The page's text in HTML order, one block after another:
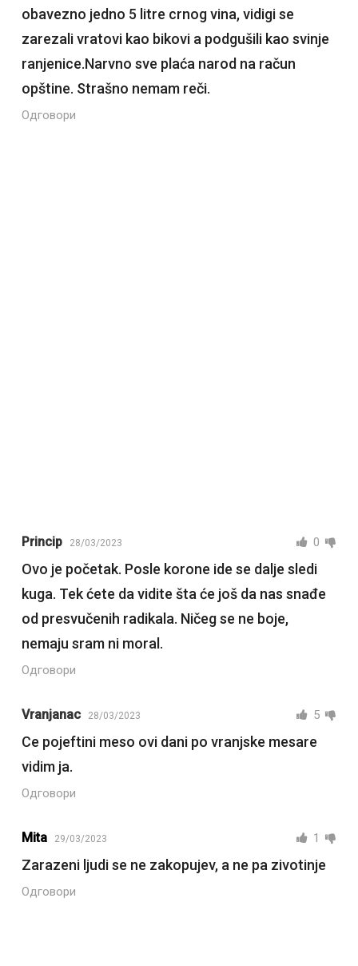
obavezno jedno 5 litre crnog vina, vidigi se
zarezali vratovi kao bikovi a podgušili kao svinje
ranjenice.Narvno sve plaća narod na račun
opštine. Strašno nemam reči.
Одговори
Princip 28/03/2023 0
Ovo je početak. Posle korone ide se dalje sledi
kuga. Tek ćete da vidite šta će još da nas snađe
od presvučenih radikala. Ničeg se ne boje,
nemaju sram ni moral.
Одговори
Vranjanac 28/03/2023 5
Ce pojeftini meso ovi dani po vranjske mesare
vidim ja.
Одговори
Mita 29/03/2023 1
Zarazeni ljudi se ne zakopujev, a ne pa zivotinje
Одговори